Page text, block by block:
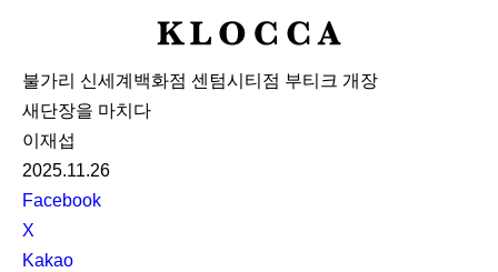
K
O
불가리 신세계백화점 센텀시티점 부티크 개장
새단장을 마치다
이재섭
2025.11.26
S
N
S
Facebook
X
Kakao